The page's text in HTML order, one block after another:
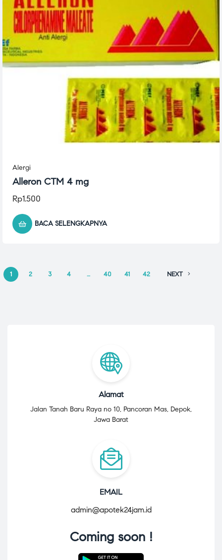
Alergi
Alleron CTM 4 mg
Rp1.500
BACA SELENGKAPNYA
1 2 3 4 … 40 41 42 NEXT
Alamat
Jalan Tanah Baru Raya no 10, Pancoran Mas, Depok,
Jawa Barat
EMAIL
admin@apotek24jam.id
Coming soon !